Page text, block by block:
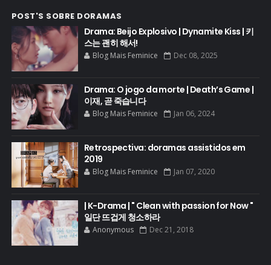
POST'S SOBRE DORAMAS
Drama: Beijo Explosivo | Dynamite Kiss | 키
스는 괜히 해서!
Blog Mais Feminice Dec 08, 2025
Drama: O jogo da morte | Death’s Game |
이재, 곧 죽습니다
Blog Mais Feminice Jan 06, 2024
Retrospectiva: doramas assistidos em
2019
Blog Mais Feminice Jan 07, 2020
| K-Drama | " Clean with passion for Now "
일단 뜨겁게 청소하라
Anonymous Dec 21, 2018